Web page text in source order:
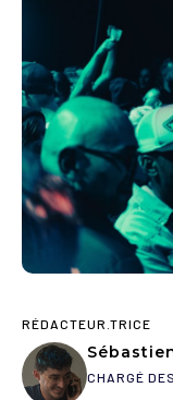
RÉDACTEUR.TRICE
CHARGÉ